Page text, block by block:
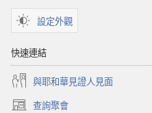
設定外觀
快速連結
與耶和華見證人見面
查詢聚會